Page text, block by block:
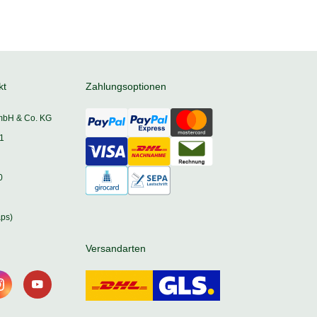
& Co. KG
Zahlungsoptionen
Versandarten